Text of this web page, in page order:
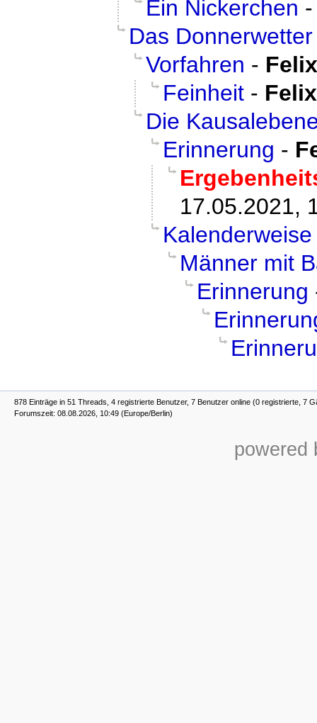
Ein Nickerchen
Das Donnerwetter
Vorfahren - Felix
Feinheit - Felix
Die
Erinnerung -
17.05.2021,
Kalenderweise
Männer mit
Erinnerung
878 Einträge in 51 Threads, 4 registrierte Benutzer, 7 Benutzer online (0 registrierte, 7
Forumszeit: 08.08.2026, 10:49 (Europe/Berlin)
powered